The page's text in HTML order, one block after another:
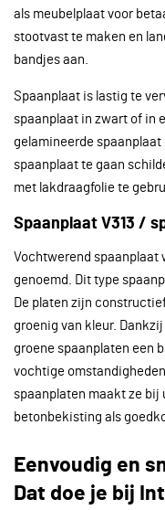
als meubelplaat voor
stootvast te maken en
bandjes aan.
Spaanplaat is lastig te
spaanplaat in zwart of in
gelamineerde
spaanplaat te gaan
met lakdraagfolie te
Spaanplaat V313 /
Vochtwerend spaanplaat
genoemd. Dit type
De platen zijn
groenig van kleur.
groene spaanplaten een
vochtige
spaanplaten maakt ze
betonbekisting als
Eenvoudig en
Dat doe je bij